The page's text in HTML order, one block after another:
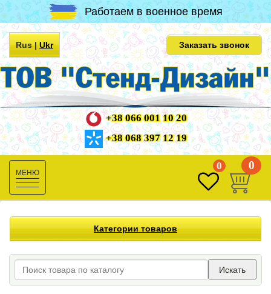
Работаем в военное время
Rus|Ukr Заказать звонок
+38 066 001 10 20
+38 068 397 12 19
Toggle
navigation
0 0
Категории товаров
Искать